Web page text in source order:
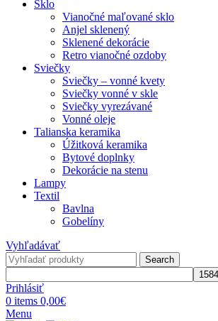
Sklo
Vianočné maľované sklo
Anjel sklenený
Sklenené dekorácie
Retro vianočné ozdoby
Sviečky
Sviečky – vonné kvety
Sviečky vonné v skle
Sviečky vyrezávané
Vonné oleje
Talianska keramika
Úžitková keramika
Bytové doplnky
Dekorácie na stenu
Lampy
Textil
Bavlna
Gobelíny
Vyhľadávať
Search
Prihlásiť
0 items 0,00€
Menu